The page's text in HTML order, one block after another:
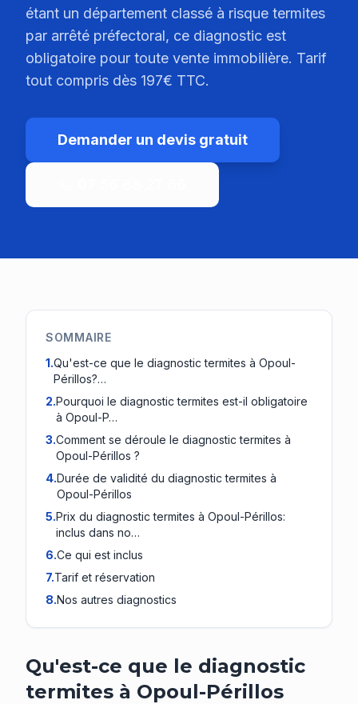
étant un département classé à risque termites
par arrêté préfectoral, ce diagnostic est
obligatoire pour toute vente immobilière. Tarif
tout compris dès 197€ TTC.
Demander un devis gratuit
SOMMAIRE
1.Qu'est-ce que le diagnostic termites à Opoul-
Périllos?…
2.Pourquoi le diagnostic termites est-il obligatoire
à Opoul-P…
3.Comment se déroule le diagnostic termites à
Opoul-Périllos ?
4.Durée de validité du diagnostic termites à
Opoul-Périllos
5.Prix du diagnostic termites à Opoul-Périllos:
inclus dans no…
6.Ce qui est inclus
7.Tarif et réservation
8.Nos autres diagnostics
Qu'est-ce que le diagnostic
termites à Opoul-Périllos